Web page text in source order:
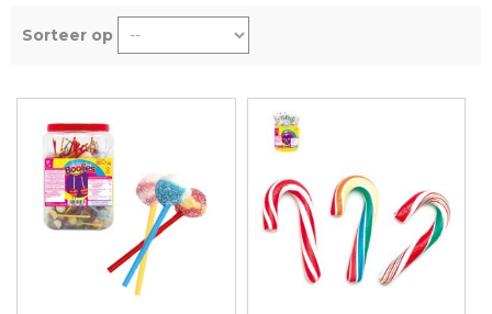
Sorteer op